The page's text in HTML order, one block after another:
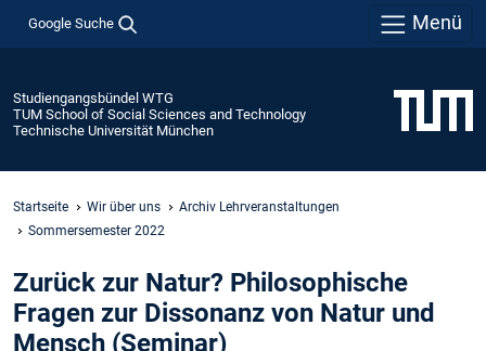
Google Suche Menü
Studiengangsbündel WTG
TUM School of Social Sciences and Technology
Technische Universität München
Startseite Wir über uns
Archiv Lehrveranstaltungen
Sommersemester 2022
Zurück zur Natur? Philosophische
Fragen zur Dissonanz von Natur und
Mensch (Seminar)